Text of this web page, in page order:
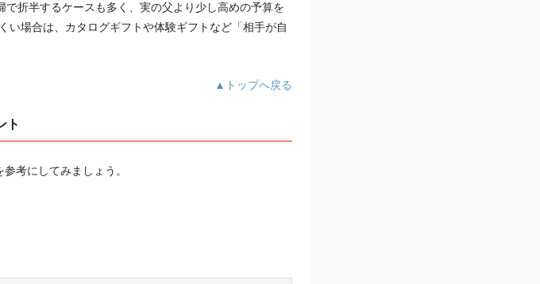
で折半するケースも多く、実の父より少し高めの予算を
い場合は、カタログギフトや体験ギフトなど「相手が自
▲トップへ戻る
ト
考にしてみましょう。